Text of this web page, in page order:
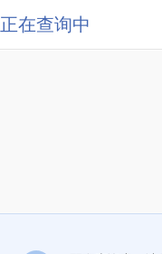
正在查询中